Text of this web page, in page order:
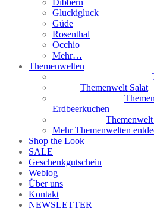
Dibbern
Gluckigluck
Güde
Rosenthal
Occhio
Mehr…
Themenwelten
Themenwelt Salat
Erdbeerkuchen
Mehr Themenwelten
Shop the Look
SALE
Geschenkgutschein
Weblog
Über uns
Kontakt
NEWSLETTER